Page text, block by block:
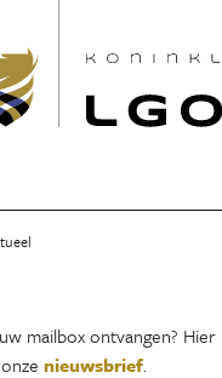
mailbox ontvangen?
nieuwsbrief.